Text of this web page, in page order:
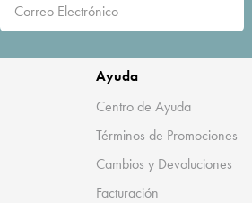
Ayuda
Centro de Ayuda
Términos de Promociones
Cambios y Devoluciones
Facturación